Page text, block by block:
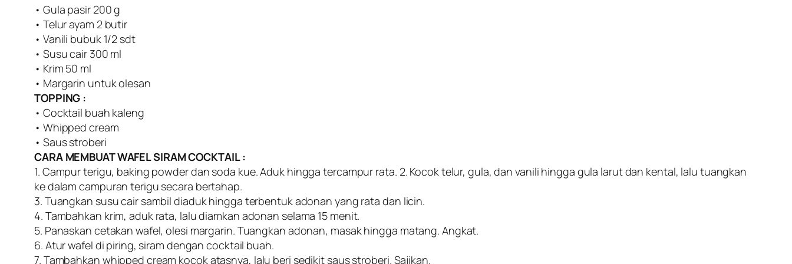
• Gula pasir 200 g
• Telur ayam 2 butir
• Vanili bubuk 1/2 sdt
• Susu cair 300 ml
• Krim 50 ml
• Margarin untuk olesan
TOPPING :
• Cocktail buah kaleng
• Whipped cream
• Saus stroberi
CARA MEMBUAT WAFEL SIRAM COCKTAIL :
1. Campur terigu, baking powder dan soda kue. Aduk hingga tercampur rata. 2. Kocok telur, gula, dan vanili hingga gula larut dan kental, lalu tuangkan
ke dalam campuran terigu secara bertahap.
3. Tuangkan susu cair sambil diaduk hingga terbentuk adonan yang rata dan licin.
4. Tambahkan krim, aduk rata, lalu diamkan adonan selama 15 menit.
5. Panaskan cetakan wafel, olesi margarin. Tuangkan adonan, masak hingga matang. Angkat.
6. Atur wafel di piring, siram dengan cocktail buah.
7. Tambahkan whipped cream kocok atasnya, lalu beri sedikit saus stroberi. Sajikan.